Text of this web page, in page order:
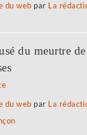
du web par La
du meurtre
du web par La